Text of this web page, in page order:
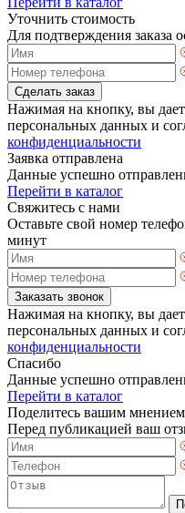
Уточнить стоимость
Для подтверждения заказа
Сделать заказ
Нажимая на кнопку, вы
персональных данных и
конфиденциальности
Заявка отправлена
Данные успешно
Перейти в каталог
Свяжитесь с нами
Оставьте свой номер
минут
Заказать звонок
Нажимая на кнопку, вы
персональных данных и
конфиденциальности
Спасибо
Данные успешно
Перейти в каталог
Поделитесь вашим мнением
Перед публикацией ваш